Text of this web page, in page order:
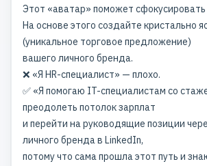
Этот «аватар» поможет сфокусировать
На основе этого создайте кристально
(уникальное торговое предложение)
вашего личного бренда.
❌ «Я HR-специалист» — плохо.
✅ «Я помогаю IT-специалистам со
преодолеть потолок зарплат
и перейти на руководящие позиции
личного бренда в LinkedIn,
потому что сама прошла этот путь и